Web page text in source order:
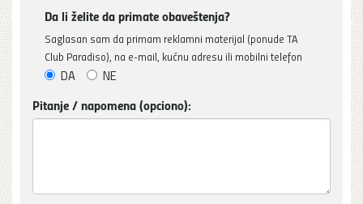
Da li želite da primate obaveštenja?
Saglasan sam da primam reklamni materijal (ponude TA
Club Paradiso), na e-mail, kućnu adresu ili mobilni telefon
DA NE
Pitanje / napomena (opciono):